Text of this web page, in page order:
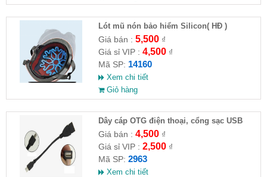
Lót mũ nón bảo hiểm Silicon( HĐ )
Giá bán : 5,500₫
Giá sỉ VIP : 4,500₫
Mã SP: 14160
Xem chi tiết
Giỏ hàng
Dây cáp OTG điện thoại, cổng sạc USB
Giá bán : 4,500₫
Giá sỉ VIP : 2,500₫
Mã SP: 2963
Xem chi tiết